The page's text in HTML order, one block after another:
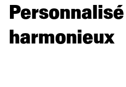
harmonieux